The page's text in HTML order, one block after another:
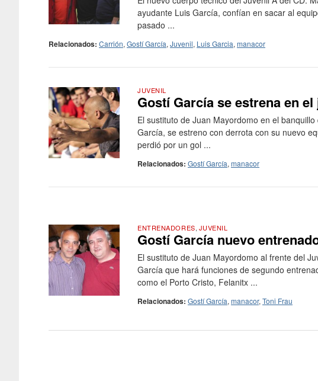
ayudante Luis García, confían en sacar al
pasado ...
Relacionados: Carrión, Gostí García, Juvenil, Luis Garcia, manacor
JUVENIL
Gostí García se estrena en
El sustituto de Juan Mayordomo en el
García, se estreno con derrota con su nuevo
perdió por un gol ...
Relacionados: Gostí García, manacor
ENTRENADORES, JUVENIL
Gostí García nuevo
El sustituto de Juan Mayordomo al frente del
García que hará funciones de segundo
como el Porto Cristo, Felanitx ...
Relacionados: Gostí García, manacor, Toni Frau